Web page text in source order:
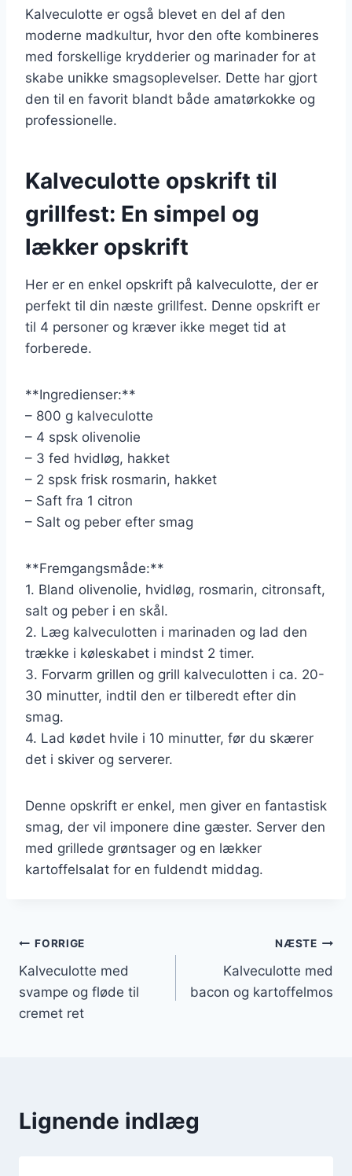
Kalveculotte er også blevet en del af den
moderne madkultur, hvor den ofte kombineres
med forskellige krydderier og marinader for at
skabe unikke smagsoplevelser. Dette har gjort
den til en favorit blandt både amatørkokke og
professionelle.
Kalveculotte opskrift til
grillfest: En simpel og
lækker opskrift
Her er en enkel opskrift på kalveculotte, der er
perfekt til din næste grillfest. Denne opskrift er
til 4 personer og kræver ikke meget tid at
forberede.
**Ingredienser:**
– 800 g kalveculotte
– 4 spsk olivenolie
– 3 fed hvidløg, hakket
– 2 spsk frisk rosmarin, hakket
– Saft fra 1 citron
– Salt og peber efter smag
**Fremgangsmåde:**
1. Bland olivenolie, hvidløg, rosmarin, citronsaft,
salt og peber i en skål.
2. Læg kalveculotten i marinaden og lad den
trække i køleskabet i mindst 2 timer.
3. Forvarm grillen og grill kalveculotten i ca. 20-
30 minutter, indtil den er tilberedt efter din
smag.
4. Lad kødet hvile i 10 minutter, før du skærer
det i skiver og serverer.
Denne opskrift er enkel, men giver en fantastisk
smag, der vil imponere dine gæster. Server den
med grillede grøntsager og en lækker
kartoffelsalat for en fuldendt middag.
Indlægsnavigation
FORRIGE
Kalveculotte med
svampe og fløde til
cremet ret
NÆSTE
Kalveculotte med
bacon og kartoffelmos
Lignende indlæg